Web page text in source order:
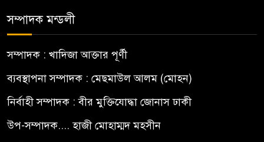
সম্পাদক মন্ডলী
সম্পাদক : খাদিজা আক্তার পূর্ণী
ব্যবস্থাপনা সম্পাদক : মেছমাউল আলম (মোহন)
নির্বাহী সম্পাদক : বীর মুক্তিযোদ্ধা জোনাস ঢাকী
উপ-সম্পাদক.... হাজী মোহাম্মদ মহসীন